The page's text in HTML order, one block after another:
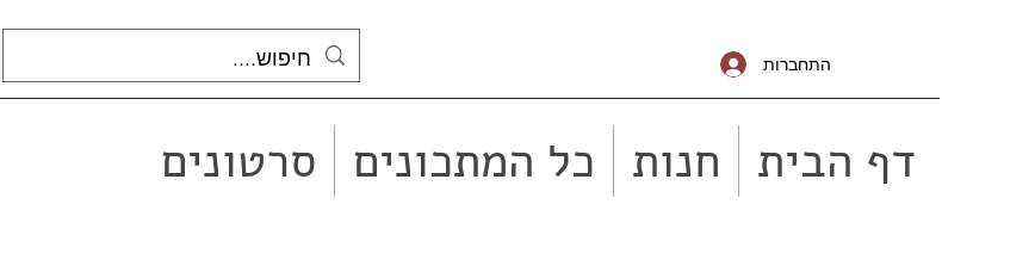
התחברות
דף הבית חנות כל המתכונים סרטונים